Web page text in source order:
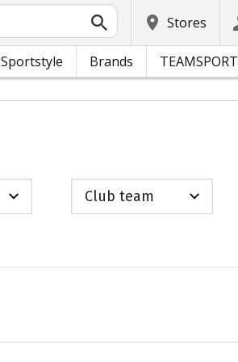
Stores
Sportstyle Brands TEAMSPORT
Club team